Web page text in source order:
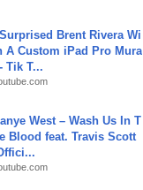
Surprised Brent Rivera Wi
A Custom iPad Pro Mura
- Tik T...
West – Wash Us In T
Blood feat. Travis Scott